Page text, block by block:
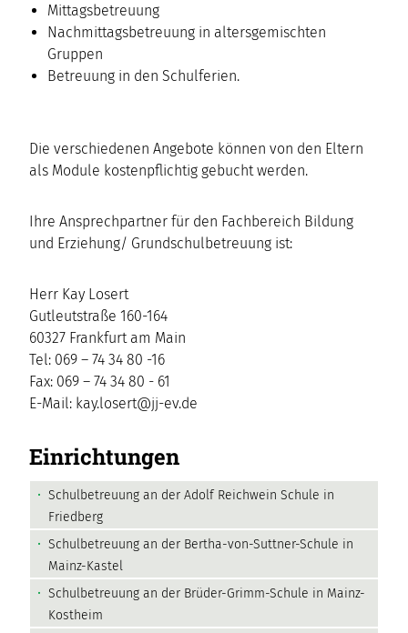
Mittagsbetreuung
Nachmittagsbetreuung in altersgemischten
Gruppen
Betreuung in den Schulferien.
Die verschiedenen Angebote können von den Eltern
als Module kostenpflichtig gebucht werden.
Ihre Ansprechpartner für den Fachbereich Bildung
und Erziehung/ Grundschulbetreuung ist:
Herr Kay Losert
Gutleutstraße 160-164
60327 Frankfurt am Main
Tel: 069 – 74 34 80 -16
Fax: 069 – 74 34 80 - 61
E-Mail: kay.losert@jj-ev.de
Einrichtungen
Schulbetreuung an der Adolf Reichwein Schule in
Friedberg
Schulbetreuung an der Bertha-von-Suttner-Schule in
Mainz-Kastel
Schulbetreuung an der Brüder-Grimm-Schule in Mainz-
Kostheim